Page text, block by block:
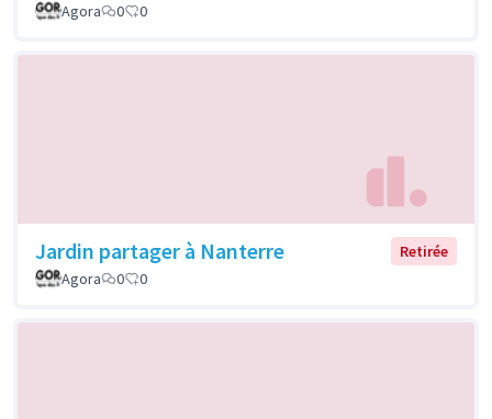
Agora 0 0
Jardin partager à Nanterre
Retirée
Agora
0 0